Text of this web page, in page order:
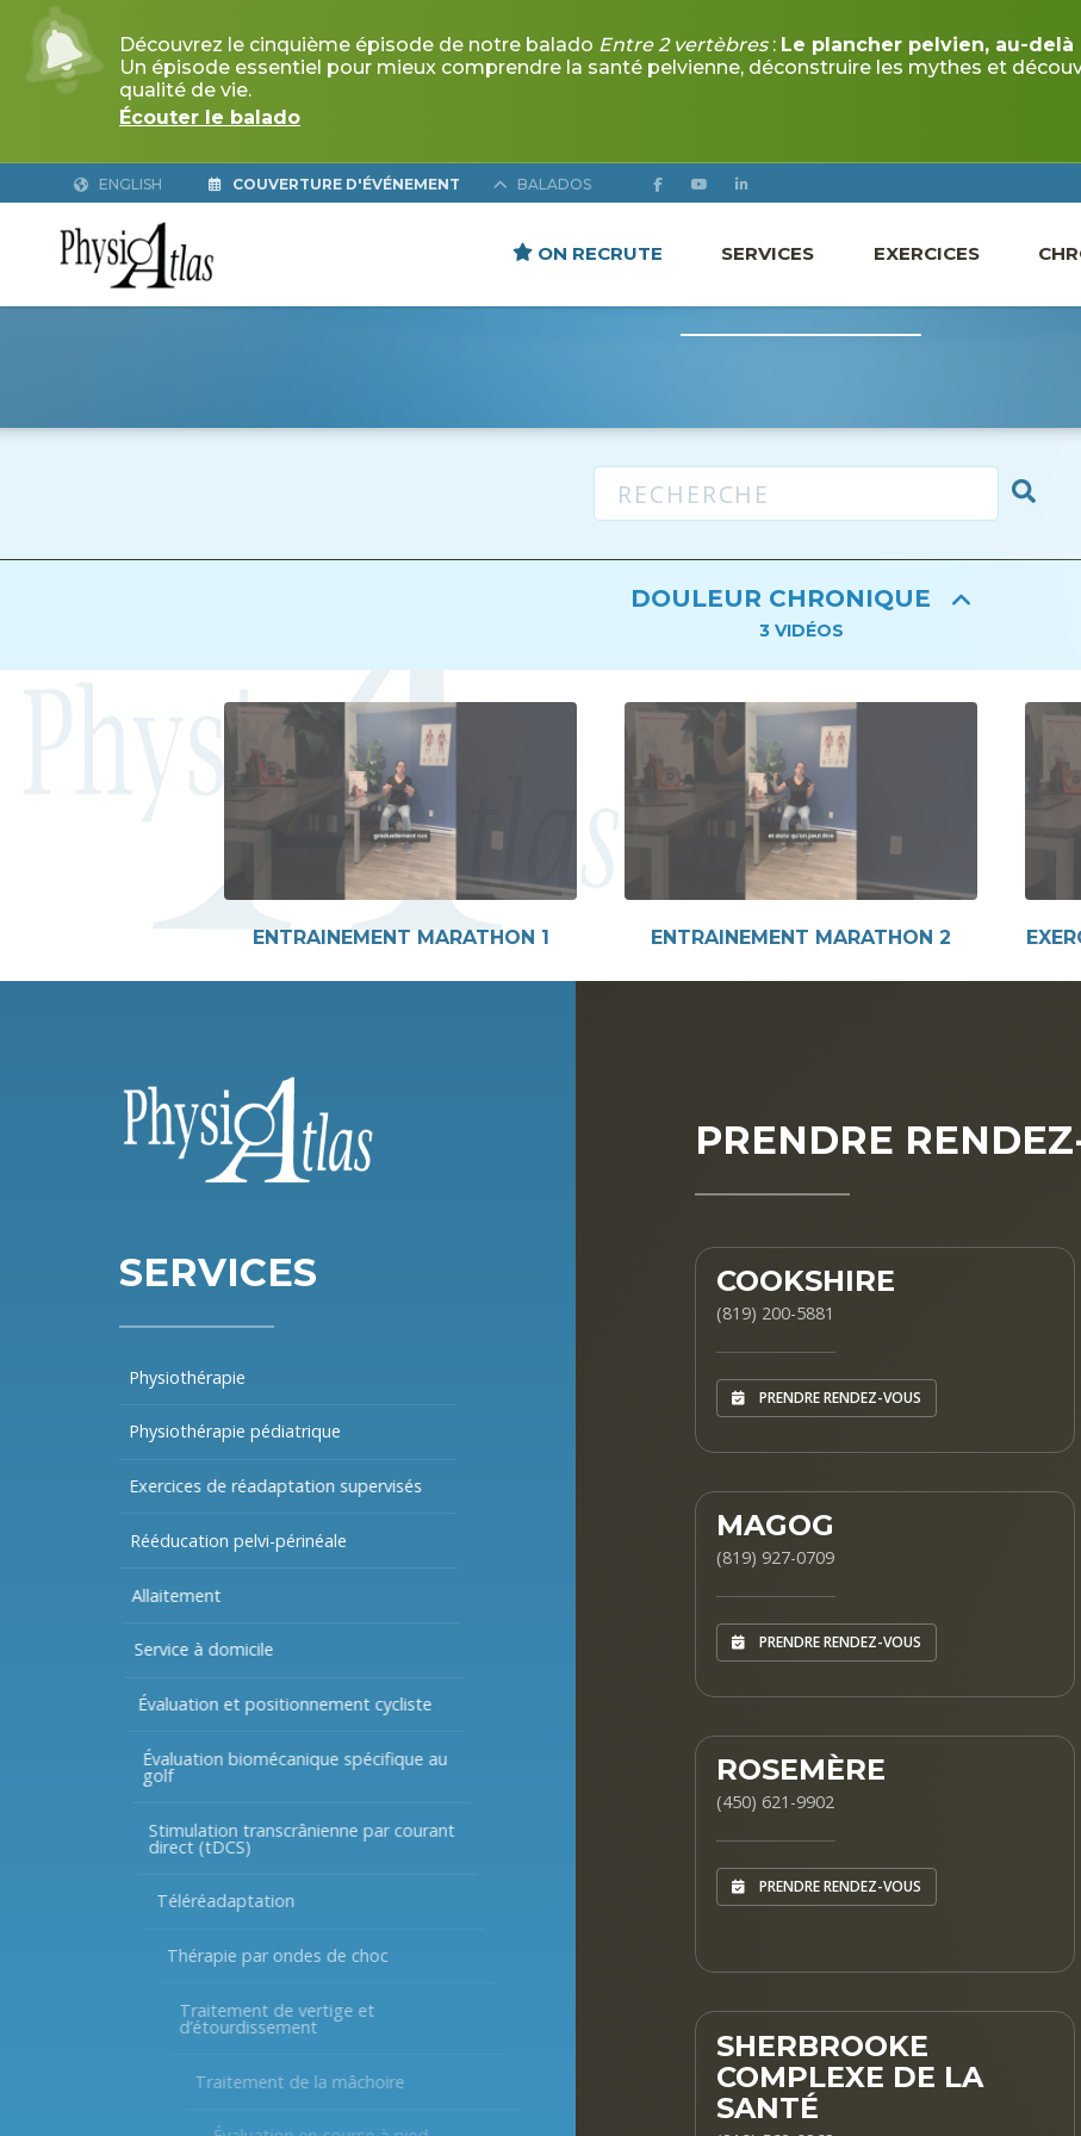
Un épisode essentiel pour mieux comprendre la santé pelvienne, déconstruire les mythes et
qualité de vie.
Écouter le balado
DOULEUR CHRONIQUE
3VIDÉOS
ENTRAINEMENT MARATHON 1 ENTRAINEMENT MARATHON 2
SERVICES
Physiothérapie
Physiothérapie pédiatrique
Exercices de réadaptation supervisés
Rééducation pelvi-périnéale
Allaitement
Service à domicile
Évaluation et positionnement cycliste
Évaluation biomécanique spécifique au
golf
Stimulation transcrânienne par courant
direct (tDCS)
Téléréadaptation
Thérapie par ondes de choc
Traitement de vertige et
d’étourdissement
Traitement de la mâchoire
PRENDRE
COOKSHIRE
(819) 200-5881
PRENDRE RENDEZ-VOUS
MAGOG
(819) 927-0709
PRENDRE RENDEZ-VOUS
ROSEMÈRE
(450) 621-9902
PRENDRE RENDEZ-VOUS
SHERBROOKE
COMPLEXE DE LA
SANTÉ